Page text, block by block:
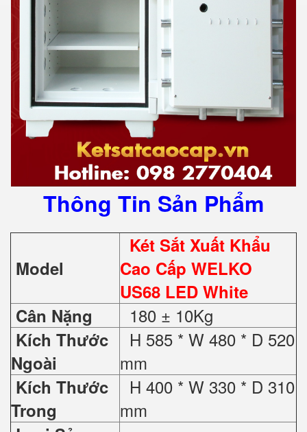
Thông Tin Sản Phẩm
Model
Két Sắt Xuất Khẩu
Cao Cấp WELKO
US68 LED White
Cân Nặng
180 ± 10Kg
Kích Thước
Ngoài
H 585 * W 480 * D 520
mm
Kích Thước
Trong
H 400 * W 330 * D 310
mm